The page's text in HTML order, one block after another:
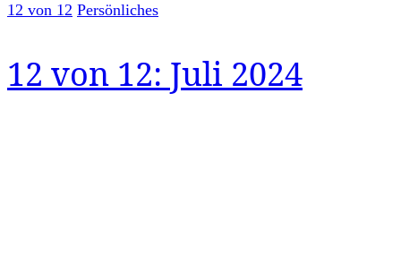
12 von 12 Persönliches
12 von 12: Juli 2024